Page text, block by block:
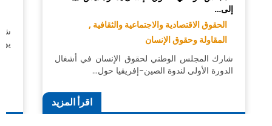
إلى…
الحقوق الاقتصادية والاجتماعية والثقافية ,
المقاولة وحقوق الإنسان
شارك المجلس الوطني لحقوق الإنسان في أشغال
الدورة الأولى لندوة الصين-إفريقيا حول…
اقرأ المزيد
يوم